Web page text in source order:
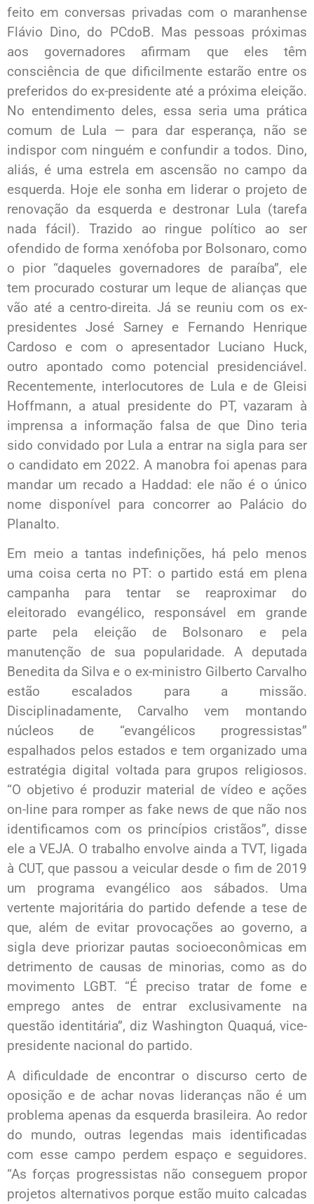
feito em conversas privadas com o maranhense
Flávio Dino, do PCdoB. Mas pessoas próximas
aos governadores afirmam que eles têm
consciência de que dificilmente estarão entre os
preferidos do ex-presidente até a próxima eleição.
No entendimento deles, essa seria uma prática
comum de Lula — para dar esperança, não se
indispor com ninguém e confundir a todos. Dino,
aliás, é uma estrela em ascensão no campo da
esquerda. Hoje ele sonha em liderar o projeto de
renovação da esquerda e destronar Lula (tarefa
nada fácil). Trazido ao ringue político ao ser
ofendido de forma xenófoba por Bolsonaro, como
o pior “daqueles governadores de paraíba”, ele
tem procurado costurar um leque de alianças que
vão até a centro-direita. Já se reuniu com os ex-
presidentes José Sarney e Fernando Henrique
Cardoso e com o apresentador Luciano Huck,
outro apontado como potencial presidenciável.
Recentemente, interlocutores de Lula e de Gleisi
Hoffmann, a atual presidente do PT, vazaram à
imprensa a informação falsa de que Dino teria
sido convidado por Lula a entrar na sigla para ser
o candidato em 2022. A manobra foi apenas para
mandar um recado a Haddad: ele não é o único
nome disponível para concorrer ao Palácio do
Planalto.
Em meio a tantas indefinições, há pelo menos
uma coisa certa no PT: o partido está em plena
campanha para tentar se reaproximar do
eleitorado evangélico, responsável em grande
parte pela eleição de Bolsonaro e pela
manutenção de sua popularidade. A deputada
Benedita da Silva e o ex-ministro Gilberto Carvalho
estão escalados para a missão.
Disciplinadamente, Carvalho vem montando
núcleos de “evangélicos progressistas”
espalhados pelos estados e tem organizado uma
estratégia digital voltada para grupos religiosos.
“O objetivo é produzir material de vídeo e ações
on-line para romper as fake news de que não nos
identificamos com os princípios cristãos”, disse
ele a VEJA. O trabalho envolve ainda a TVT, ligada
à CUT, que passou a veicular desde o fim de 2019
um programa evangélico aos sábados. Uma
vertente majoritária do partido defende a tese de
que, além de evitar provocações ao governo, a
sigla deve priorizar pautas socioeconômicas em
detrimento de causas de minorias, como as do
movimento LGBT. “É preciso tratar de fome e
emprego antes de entrar exclusivamente na
questão identitária”, diz Washington Quaquá, vice­-
presidente nacional do partido.
A dificuldade de encontrar o discurso certo de
oposição e de achar novas lideranças não é um
problema apenas da esquerda brasileira. Ao redor
do mundo, outras legendas mais identificadas
com esse campo perdem espaço e seguidores.
“As forças progressistas não conseguem propor
projetos alternativos porque estão muito calcadas